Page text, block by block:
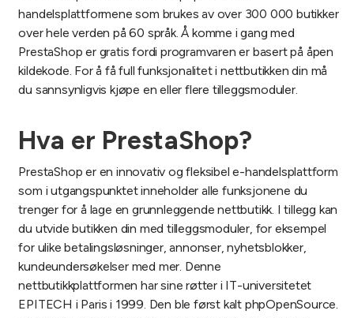
handelsplattformene som brukes av over 300 000 butikker
over hele verden på 60 språk. Å komme i gang med
PrestaShop er gratis fordi programvaren er basert på åpen
kildekode. For å få full funksjonalitet i nettbutikken din må
du sannsynligvis kjøpe en eller flere tilleggsmoduler.
Hva er PrestaShop?
PrestaShop er en innovativ og fleksibel e-handelsplattform
som i utgangspunktet inneholder alle funksjonene du
trenger for å lage en grunnleggende nettbutikk. I tillegg kan
du utvide butikken din med tilleggsmoduler, for eksempel
for ulike betalingsløsninger, annonser, nyhetsblokker,
kundeundersøkelser med mer. Denne
nettbutikkplattformen har sine røtter i IT-universitetet
EPITECH i Paris i 1999. Den ble først kalt phpOpenSource.